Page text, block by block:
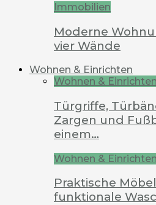
Immobilien
Moderne
vier Wände
Wohnen & Einrichten
Wohnen & Einrichten
Türgriffe,
Zargen und
einem…
Wohnen & Einrichten
Praktische
funktionale